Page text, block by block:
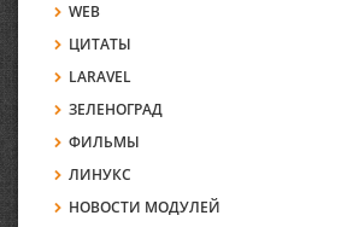
WEB
ЦИТАТЫ
LARAVEL
ЗЕЛЕНОГРАД
ФИЛЬМЫ
ЛИНУКС
НОВОСТИ МОДУЛЕЙ